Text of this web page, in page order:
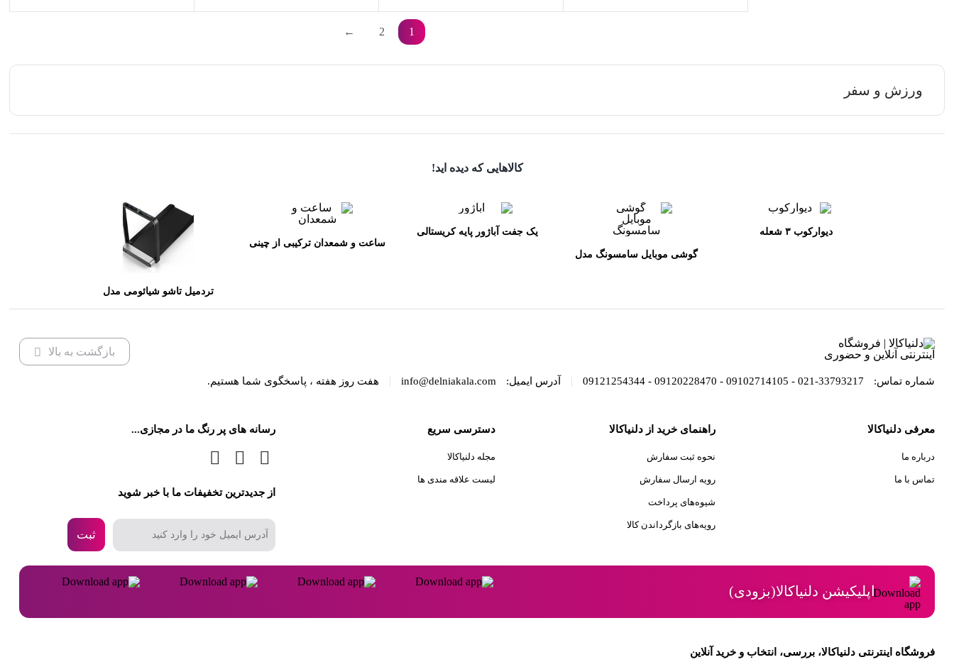
1
2
←
ورزش و سفر
کالاهایی که دیده اید!
ديواركوب ٣ شعله
گوشی موبایل سامسونگ مدل
یک جفت آباژور پایه کریستالی
ساعت و شمعدان ترکیبی از چینی
تردمیل تاشو شیائومی مدل
نسخه گلوبال ( اوریجینال و پک
بازگشت به بالا
شماره تماس: 33793217-021 - 09102714105 - 09120228470 - 09121254344
| آدرس ایمیل: info@delniakala.com
| هفت روز هفته ، پاسخگوی شما هستیم.
معرفی دلنیاکالا
درباره ما
تماس با ما
راهنمای خرید از دلنیاکالا
نحوه ثبت سفارش
رویه ارسال سفارش
شیوه‌های پرداخت
رویه‌های بازگرداندن کالا
دسترسی سریع
مجله دلنیاکالا
لیست علاقه مندی ها
رسانه های پر رنگ ما در مجازی...
از جدیدترین تخفیفات ما با خبر شوید
ثبت
اپلیکیشن دلنیاکالا(بزودی)
فروشگاه اینترنتی دلنیاکالا، بررسی، انتخاب و خرید آنلاین